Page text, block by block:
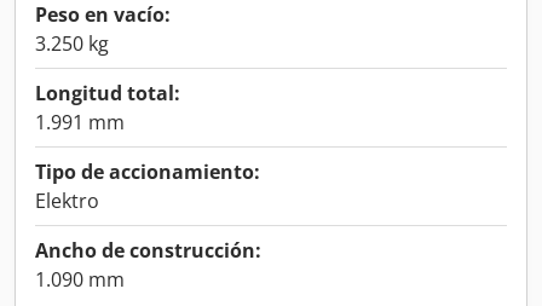
Peso en vacío:
3.250 kg
Longitud total:
1.991 mm
Tipo de accionamiento:
Elektro
Ancho de construcción:
1.090 mm